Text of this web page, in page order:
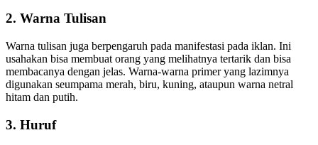
2. Warna Tulisan
Warna tulisan juga berpengaruh pada manifestasi pada iklan. Ini
usahakan bisa membuat orang yang melihatnya tertarik dan bisa
membacanya dengan jelas. Warna-warna primer yang lazimnya
digunakan seumpama merah, biru, kuning, ataupun warna netral
hitam dan putih.
3. Huruf